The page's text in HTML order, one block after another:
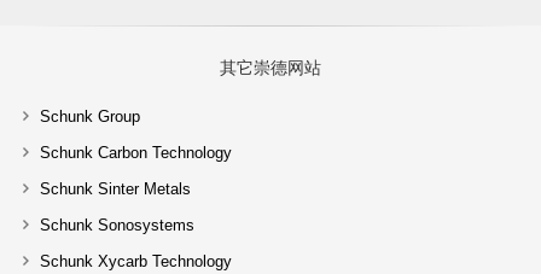
其它崇德网站
Schunk Group
Schunk Carbon Technology
Schunk Sinter Metals
Schunk Sonosystems
Schunk Xycarb Technology